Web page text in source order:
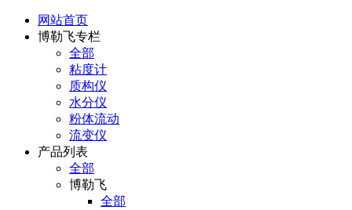
网站首页
博勒飞专栏
全部
粘度计
质构仪
水分仪
粉体流动
流变仪
产品列表
全部
博勒飞
全部